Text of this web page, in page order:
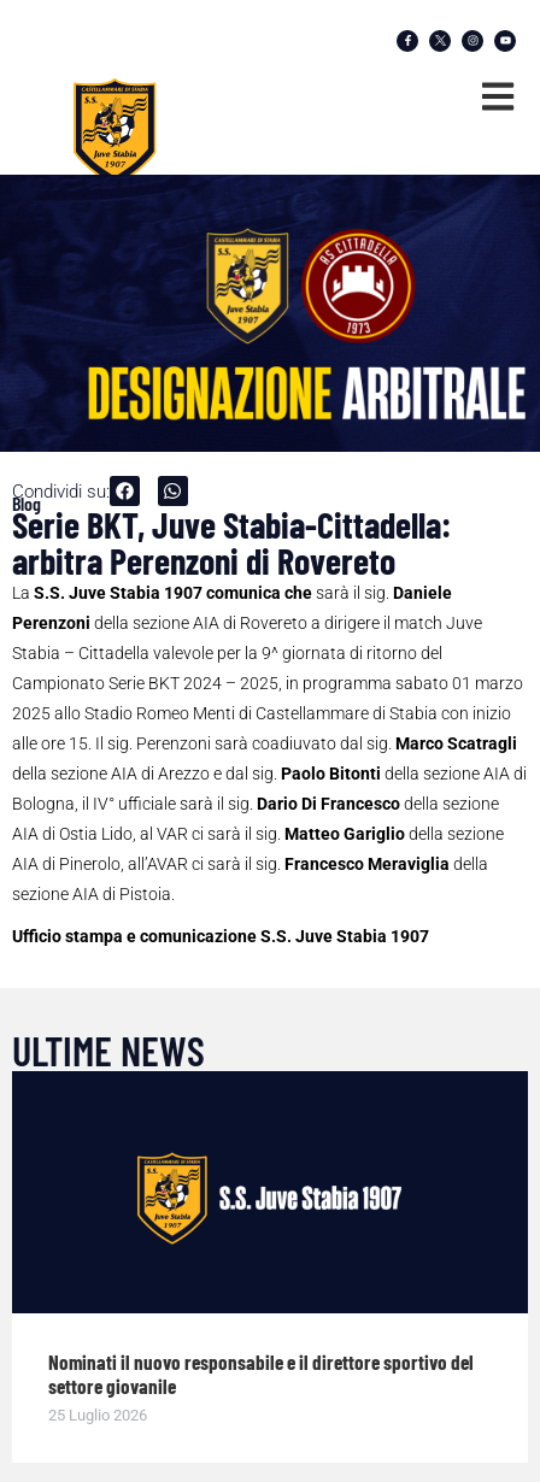
Condividi su:
Blog
Serie BKT, Juve Stabia-Cittadella:
arbitra Perenzoni di Rovereto
La S.S. Juve Stabia 1907 comunica chesarà il sig. Daniele
Perenzoni della sezione AIA di Rovereto a dirigere il match Juve
Stabia – Cittadella valevole per la 9^ giornata di ritorno del
Campionato Serie BKT 2024 – 2025, in programma sabato 01 marzo
2025 allo Stadio Romeo Menti di Castellammare di Stabia con inizio
alle ore 15. Il sig. Perenzoni sarà coadiuvato dal sig. Marco Scatragli
della sezione AIA di Arezzo e dal sig. Paolo Bitonti della sezione AIA di
Bologna, il IV° ufficiale sarà il sig. Dario Di Francescodella sezione
AIA di Ostia Lido, al VAR ci sarà il sig. MatteoGarigliodella sezione
AIA di Pinerolo, all’AVAR ci sarà il sig. FrancescoMeraviglia della
sezione AIA di Pistoia.
Ufficio stampa e comunicazione S.S. Juve Stabia 1907
ULTIME NEWS
Nominati il nuovo responsabile e il direttore sportivo del
settore giovanile
25 Luglio 2026